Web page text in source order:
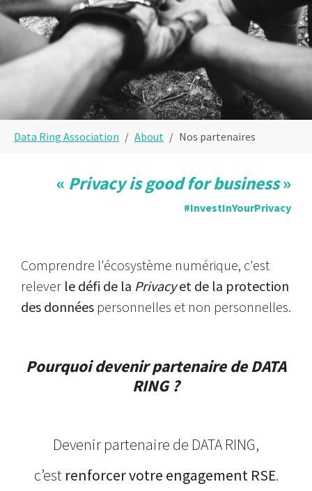
Data Ring Association About Nos partenaires
« Privacy is good for business»
#InvestInYourPrivacy
Comprendre l'écosystème numérique, c'est
relever le défi de la Privacyet de la protection
des données personnelles et non personnelles.
Pourquoi devenir partenaire de DATA
RING ?
Devenir partenaire de DATA RING,
c’est renforcer votre engagement RSE.